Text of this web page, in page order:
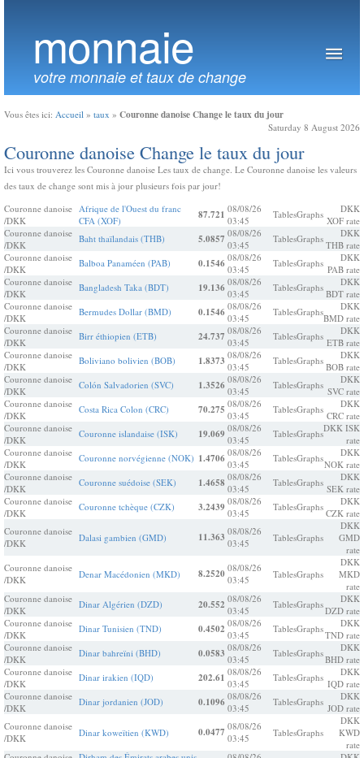
monnaie
votre monnaie et taux de change
Vous êtes ici: Accueil » taux » Couronne danoise Change le taux du jour
Saturday 8 August 2026
Couronne danoise Change le taux du jour
Ici vous trouverez les Couronne danoise Les taux de change. Le Couronne danoise les valeurs
des taux de change sont mis à jour plusieurs fois par jour!
Couronne danoise
/DKK
Afrique de l'Ouest du franc
CFA (XOF)
87.721 08/08/26
03:45
TablesGraphs
DKK
XOF rate
Couronne danoise
/DKK
Baht thaïlandais (THB) 5.0857 08/08/26
03:45
TablesGraphs
DKK
THB rate
Couronne danoise
/DKK
Balboa Panaméen (PAB) 0.1546 08/08/26
03:45
TablesGraphs
DKK
PAB rate
Couronne danoise
/DKK
Bangladesh Taka (BDT) 19.136 08/08/26
03:45
TablesGraphs
DKK
BDT rate
Couronne danoise
/DKK
Bermudes Dollar (BMD) 0.1546 08/08/26
03:45
TablesGraphs
DKK
BMD rate
Couronne danoise
/DKK
Birr éthiopien (ETB) 24.737 08/08/26
03:45
TablesGraphs
DKK
ETB rate
Couronne danoise
/DKK
Boliviano bolivien (BOB) 1.8373 08/08/26
03:45
TablesGraphs
DKK
BOB rate
Couronne danoise
/DKK
Colón Salvadorien (SVC) 1.3526 08/08/26
03:45
TablesGraphs
DKK
SVC rate
Couronne danoise
/DKK
Costa Rica Colon (CRC) 70.275 08/08/26
03:45
TablesGraphs
DKK
CRC rate
Couronne danoise
/DKK
Couronne islandaise (ISK) 19.069 08/08/26
03:45
TablesGraphsDKK ISK
rate
Couronne danoise
/DKK
Couronne norvégienne (NOK) 1.4706 08/08/26
03:45
TablesGraphs
DKK
NOK rate
Couronne danoise
/DKK
Couronne suédoise (SEK) 1.4658 08/08/26
03:45
TablesGraphs
DKK
SEK rate
Couronne danoise
/DKK
Couronne tchèque (CZK) 3.2439 08/08/26
03:45
TablesGraphs
DKK
CZK rate
Couronne danoise
/DKK
Dalasi gambien (GMD) 11.363 08/08/26
03:45
TablesGraphs
DKK
GMD
rate
Couronne danoise
/DKK
Denar Macédonien (MKD) 8.2520 08/08/26
03:45
TablesGraphs
DKK
MKD
rate
Couronne danoise
/DKK
Dinar Algérien (DZD) 20.552 08/08/26
03:45
TablesGraphs
DKK
DZD rate
Couronne danoise
/DKK
Dinar Tunisien (TND) 0.4502 08/08/26
03:45
TablesGraphs
DKK
TND rate
Couronne danoise
/DKK
Dinar bahreïni (BHD) 0.0583 08/08/26
03:45
TablesGraphs
DKK
BHD rate
Couronne danoise
/DKK
Dinar irakien (IQD) 202.61 08/08/26
03:45
TablesGraphs
DKK
IQD rate
Couronne danoise
/DKK
Dinar jordanien (JOD) 0.1096 08/08/26
03:45
TablesGraphs
DKK
JOD rate
Couronne danoise
/DKK
Dinar koweïtien (KWD) 0.0477 08/08/26
03:45
TablesGraphs
DKK
KWD
rate